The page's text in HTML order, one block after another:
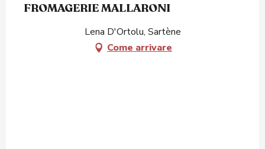
FROMAGERIE MALLARONI
Lena D'Ortolu, Sartène
Come arrivare